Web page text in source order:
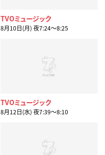
TVOミュージック
8月10日(月) 夜7:24〜8:25
TVOミュージック
8月12日(水) 夜7:39〜8:10